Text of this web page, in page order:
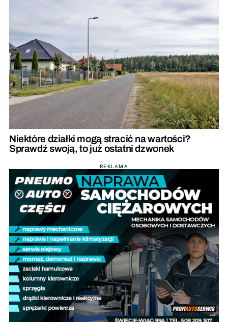
Niektóre działki mogą stracić na wartości?
Sprawdź swoją, to już ostatni dzwonek
REKLAMA